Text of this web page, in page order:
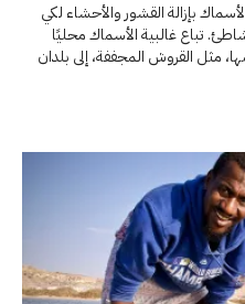
بإزالة القشور والأحشاء لكي
تباع غالبية الأسماك محليًا
مثل القروش المجففة، إلى بلدان